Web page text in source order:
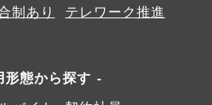
制あり テレワーク推進
形態から探す